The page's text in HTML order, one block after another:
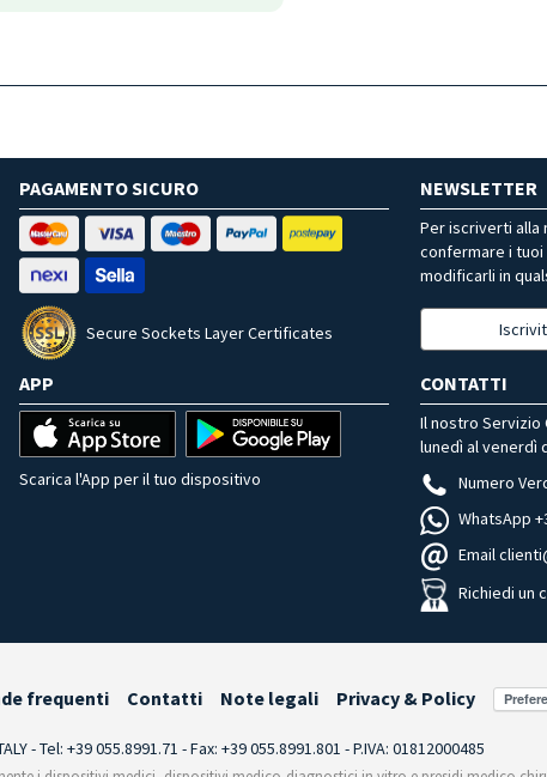
PAGAMENTO SICURO
Secure Sockets Layer Certificates
NEWSLETTER
Per iscriverti alla
confermare i
modificarli in
APP
Scarica l'App per il tuo dispositivo
CONTATTI
Il nostro Servizio
lunedì al venerdì
Numero
WhatsApp
Email
Richiedi un
frequenti Contatti Note legali Privacy & Policy
- Tel: +39 055.8991.71 - Fax: +39 055.8991.801 - P.IVA: 01812000485